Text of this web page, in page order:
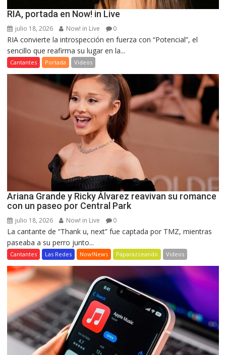
RIA, portada en Now! in Live
julio 18, 2026 Now! in Live 0
RIA convierte la introspección en fuerza con “Potencial”, el
sencillo que reafirma su lugar en la...
Cantantes Portada Videos
Ariana Grande y Ricky Álvarez reavivan su romance
con un paseo por Central Park
julio 18, 2026 Now! in Live 0
La cantante de “Thank u, next” fue captada por TMZ, mientras
paseaba a su perro junto...
Cantantes Las Redes Now!News Paparazzeando Videos